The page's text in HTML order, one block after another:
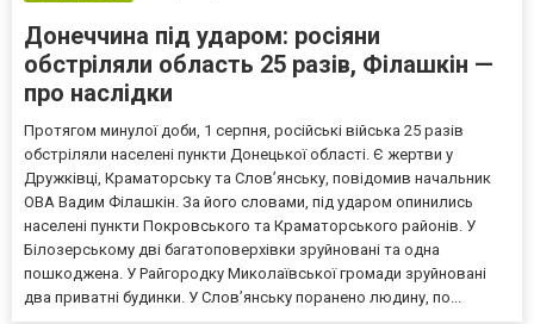
Донеччина під ударом: росіяни
обстріляли область 25 разів, Філашкін —
про наслідки
Протягом минулої доби, 1 серпня, російські війська 25 разів
обстріляли населені пункти Донецької області. Є жертви у
Дружківці, Краматорську та Слов’янську, повідомив начальник
ОВА Вадим Філашкін. За його словами, під ударом опинились
населені пункти Покровського та Краматорського районів. У
Білозерському дві багатоповерхівки зруйновані та одна
пошкоджена. У Райгородку Миколаївської громади зруйновані
два приватні будинки. У Слов’янську поранено людину, по...